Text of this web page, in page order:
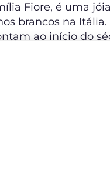
Fiore, é uma
brancos na Itália.
ao início do
início a essa
em tornar a Balìa
a terra, o
Uma ode à